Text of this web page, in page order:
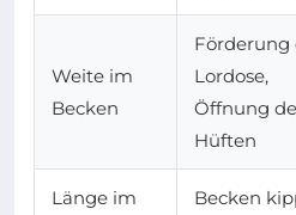
Weite im
Becken
Förderung
Lordose,
Öffnung
Hüften
Länge im
Becken